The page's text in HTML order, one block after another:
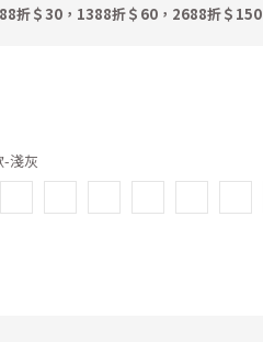
折＄30，1388折＄60，2688折＄150
-淺灰